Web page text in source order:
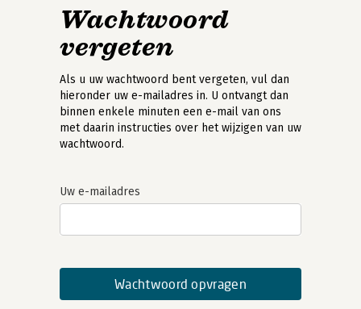
Wachtwoord
vergeten
Als u uw wachtwoord bent vergeten, vul dan
hieronder uw e-mailadres in. U ontvangt dan
binnen enkele minuten een e-mail van ons
met daarin instructies over het wijzigen van uw
wachtwoord.
Uw e-mailadres